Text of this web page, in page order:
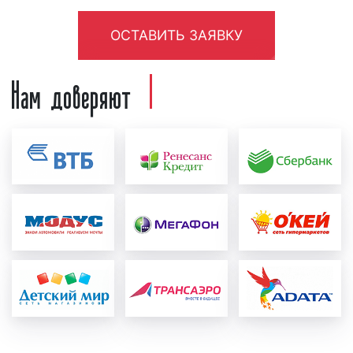
необходимо создать рекламный материал, т.е.
рекламный ролик. Рекламный ролик может
Для создания рекламного ролика нашими
специалистами рекламодатель должен
условия акции, контакты и адреса. Также
информацию, важную с его точки зрения.
После создания рекламный ролик
проверяется на соответствие требованиям
ФЗ «О рекламе». Ролик проверяется как
юристами нашей компании, так и юристами
радиостанции. При необходимости в
рекламный материал вносятся
ОСТАВИТЬ ЗАЯВКУ
Нам доверяют